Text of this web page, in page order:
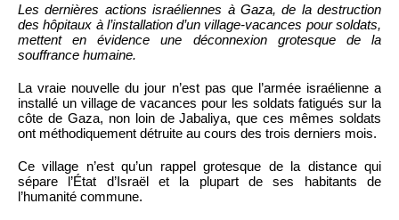
Les dernières actions israéliennes à Gaza, de la destruction
des hôpitaux à l’installation d’un village-vacances pour soldats,
mettent en évidence une déconnexion grotesque de la
souffrance humaine.
La vraie nouvelle du jour n’est pas que l’armée israélienne a
installé un village de vacances pour les soldats fatigués sur la
côte de Gaza, non loin de Jabaliya, que ces mêmes soldats
ont méthodiquement détruite au cours des trois derniers mois.
Ce village n’est qu’un rappel grotesque de la distance qui
sépare l’État d’Israël et la plupart de ses habitants de
l’humanité commune.